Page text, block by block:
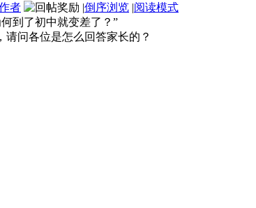
者 |倒序浏览 |阅读模式
到了初中就变差了？”
请问各位是怎么回答家长的？